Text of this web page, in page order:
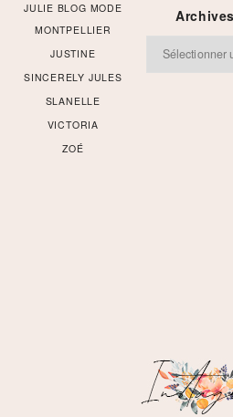
JULIE BLOG MODE
MONTPELLIER
JUSTINE
SINCERELY JULES
SLANELLE
VICTORIA
ZOÉ
Archives
Archives